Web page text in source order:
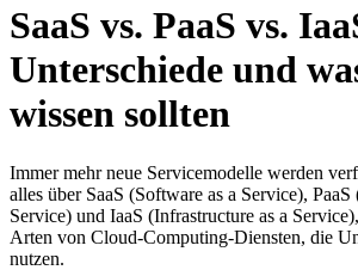
SaaS vs. PaaS vs.
Unterschiede und
wissen sollten
Immer mehr neue Servicemodelle werden
alles über SaaS (Software as a Service), PaaS
Service) und IaaS (Infrastructure as a
Arten von Cloud-Computing-Diensten, die
nutzen.